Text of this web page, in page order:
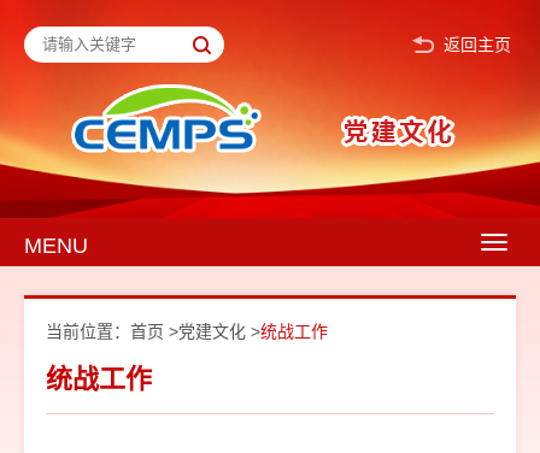
返回主页
MENU
当前位置： 首页 >党建文化 >统战工作
统战工作